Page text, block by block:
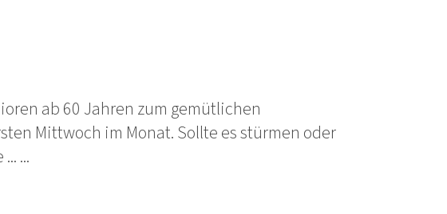
ab 60 Jahren zum gemütlichen
Mittwoch im Monat. Sollte es stürmen oder
...